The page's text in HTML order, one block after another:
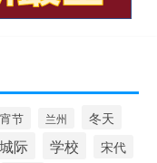
节 兰州 冬天
城际 学校 宋代